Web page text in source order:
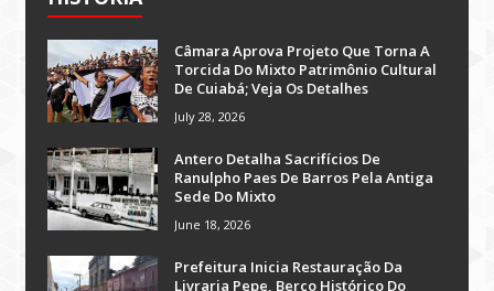
Câmara Aprova Projeto Que Torna A
Torcida Do Mixto Patrimônio Cultural
De Cuiabá; Veja Os Detalhes
July 28, 2026
Antero Detalha Sacrifícios De
Ranulpho Paes De Barros Pela Antiga
Sede Do Mixto
June 18, 2026
Prefeitura Inicia Restauração Da
Livraria Pepe, Berço Histórico Do